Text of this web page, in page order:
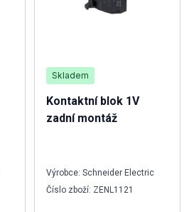
Skladem
Kontaktní blok 1V
zadní montáž
Výrobce: Schneider Electric
Číslo zboží: ZENL1121